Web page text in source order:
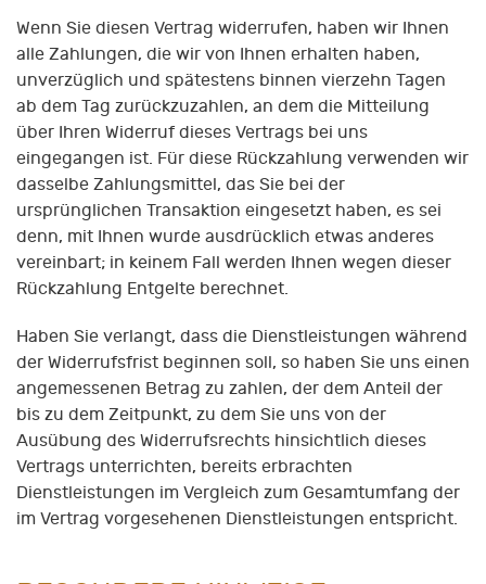
Wenn Sie diesen Vertrag widerrufen, haben wir Ihnen
alle Zahlungen, die wir von Ihnen erhalten haben,
unverzüglich und spätestens binnen vierzehn Tagen
ab dem Tag zurückzuzahlen, an dem die Mitteilung
über Ihren Widerruf dieses Vertrags bei uns
eingegangen ist. Für diese Rückzahlung verwenden wir
dasselbe Zahlungsmittel, das Sie bei der
ursprünglichen Transaktion eingesetzt haben, es sei
denn, mit Ihnen wurde ausdrücklich etwas anderes
vereinbart; in keinem Fall werden Ihnen wegen dieser
Rückzahlung Entgelte berechnet.
Haben Sie verlangt, dass die Dienstleistungen während
der Widerrufsfrist beginnen soll, so haben Sie uns einen
angemessenen Betrag zu zahlen, der dem Anteil der
bis zu dem Zeitpunkt, zu dem Sie uns von der
Ausübung des Widerrufsrechts hinsichtlich dieses
Vertrags unterrichten, bereits erbrachten
Dienstleistungen im Vergleich zum Gesamtumfang der
im Vertrag vorgesehenen Dienstleistungen entspricht.